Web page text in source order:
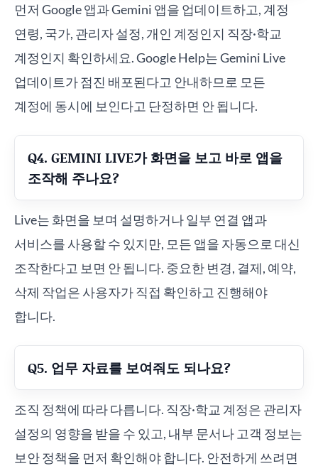
먼저 Google 앱과 Gemini 앱을 업데이트하고, 계정
연령, 국가, 관리자 설정, 개인 계정인지 직장·학교
계정인지 확인하세요. Google Help는 Gemini Live
업데이트가 점진 배포된다고 안내하므로 모든
계정에 동시에 보인다고 단정하면 안 됩니다.
Q4. GEMINI LIVE가 화면을 보고 바로 앱을
조작해 주나요?
Live는 화면을 보며 설명하거나 일부 연결 앱과
서비스를 사용할 수 있지만, 모든 앱을 자동으로 대신
조작한다고 보면 안 됩니다. 중요한 변경, 결제, 예약,
삭제 작업은 사용자가 직접 확인하고 진행해야
합니다.
Q5. 업무 자료를 보여줘도 되나요?
조직 정책에 따라 다릅니다. 직장·학교 계정은 관리자
설정의 영향을 받을 수 있고, 내부 문서나 고객 정보는
보안 정책을 먼저 확인해야 합니다. 안전하게 쓰려면